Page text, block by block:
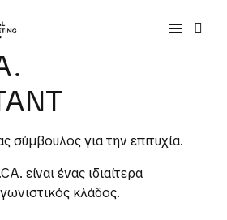
για την επιτυχία.
είναι ένας ιδιαίτερα
κλάδος.